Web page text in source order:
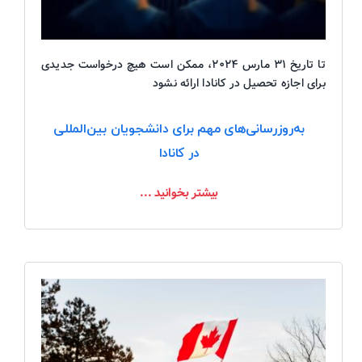
تا تاریخ ۳۱ مارس ۲۰۲۴، ممکن است هیچ درخواست جدیدی
برای اجازه تحصیل در کانادا ارائه نشود
به‌روزرسانی‌های مهم برای دانشجویان بین‌المللی
در کانادا
بیشتر بخوانید ...